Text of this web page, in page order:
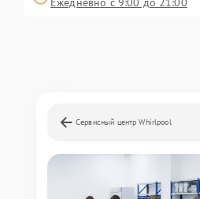
Сервисный центр Whirlpool